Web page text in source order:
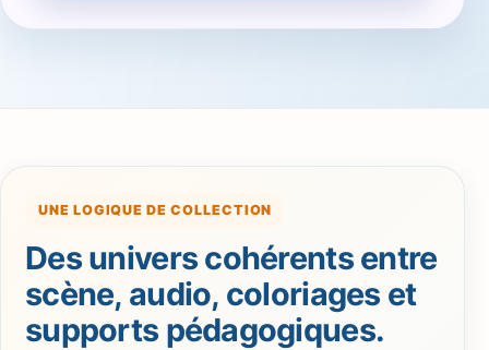
UNE LOGIQUE DE COLLECTION
Des univers cohérents entre
scène, audio, coloriages et
supports pédagogiques.